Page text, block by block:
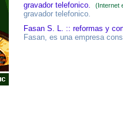
gravador telefonico.
(Internet
gravador telefonico.
Fasan S. L. :: reformas y
Fasan, es una empresa